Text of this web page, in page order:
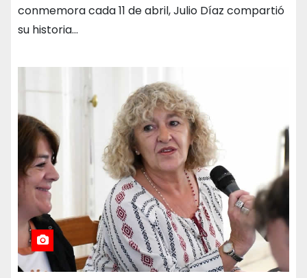
conmemora cada 11 de abril, Julio Díaz compartió
su historia…